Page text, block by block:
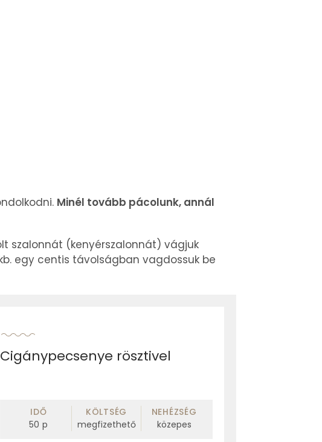
Minél tovább pácolunk, annál
szalonnát (kenyérszalonnát) vágjuk
egy centis távolságban vagdossuk be
Cigánypecsenye rösztivel
IDŐ
50 p
KÖLTSÉG
megfizethető
NEHÉZSÉG
közepes